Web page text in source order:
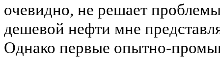
очевидно, не решает
дешевой нефти мне
Однако первые опытно-